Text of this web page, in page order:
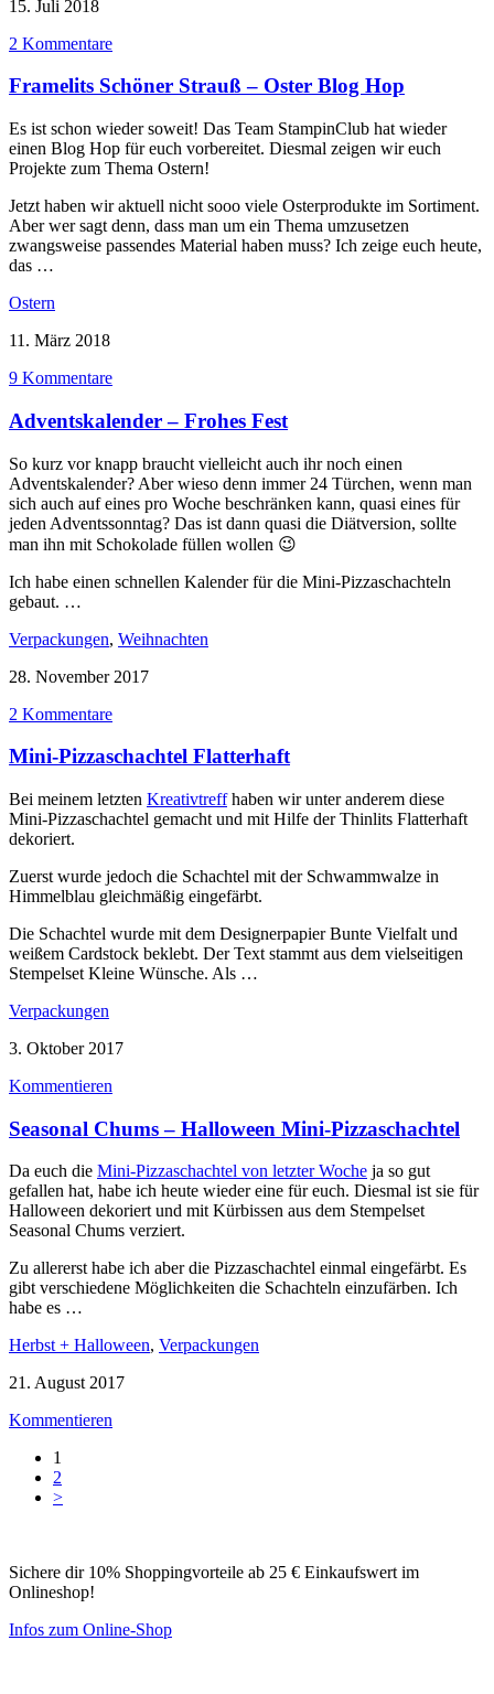
15. Juli 2018
2 Kommentare
Framelits Schöner Strauß – Oster Blog Hop
Es ist schon wieder soweit! Das Team StampinClub hat wieder
einen Blog Hop für euch vorbereitet. Diesmal zeigen wir euch
Projekte zum Thema Ostern!
Jetzt haben wir aktuell nicht sooo viele Osterprodukte im Sortiment.
Aber wer sagt denn, dass man um ein Thema umzusetzen
zwangsweise passendes Material haben muss? Ich zeige euch heute,
das …
Ostern
11. März 2018
9 Kommentare
Adventskalender – Frohes Fest
So kurz vor knapp braucht vielleicht auch ihr noch einen
Adventskalender? Aber wieso denn immer 24 Türchen, wenn man
sich auch auf eines pro Woche beschränken kann, quasi eines für
jeden Adventssonntag? Das ist dann quasi die Diätversion, sollte
man ihn mit Schokolade füllen wollen 😉
Ich habe einen schnellen Kalender für die Mini-Pizzaschachteln
gebaut. …
Verpackungen, Weihnachten
28. November 2017
2 Kommentare
Mini-Pizzaschachtel Flatterhaft
Bei meinem letzten Kreativtreffhaben wir unter anderem diese
Mini-Pizzaschachtel gemacht und mit Hilfe der Thinlits Flatterhaft
dekoriert.
Zuerst wurde jedoch die Schachtel mit der Schwammwalze in
Himmelblau gleichmäßig eingefärbt.
Die Schachtel wurde mit dem Designerpapier Bunte Vielfalt und
weißem Cardstock beklebt. Der Text stammt aus dem vielseitigen
Stempelset Kleine Wünsche. Als …
Verpackungen
3. Oktober 2017
Kommentieren
Seasonal Chums – Halloween Mini-Pizzaschachtel
Da euch die Mini-Pizzaschachtel von letzter Woche ja so gut
gefallen hat, habe ich heute wieder eine für euch. Diesmal ist sie für
Halloween dekoriert und mit Kürbissen aus dem Stempelset
Seasonal Chums verziert.
Zu allererst habe ich aber die Pizzaschachtel einmal eingefärbt. Es
gibt verschiedene Möglichkeiten die Schachteln einzufärben. Ich
habe es …
Herbst + Halloween, Verpackungen
21. August 2017
Kommentieren
1
2
>
Sichere dir 10% Shoppingvorteile ab 25 € Einkaufswert im
Onlineshop!
Infos zum Online-Shop